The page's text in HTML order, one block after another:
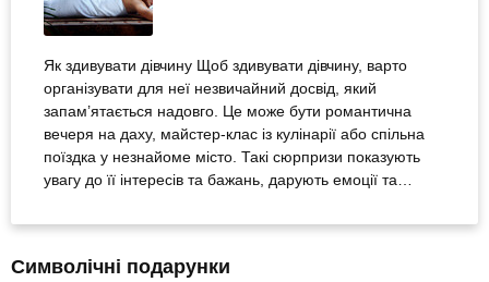
Як здивувати дівчину Щоб здивувати дівчину, варто
організувати для неї незвичайний досвід, який
запам’ятається надовго. Це може бути романтична
вечеря на даху, майстер-клас із кулінарії або спільна
поїздка у незнайоме місто. Такі сюрпризи показують
увагу до її інтересів та бажань, дарують емоції та
люблять отримувати подарунки з будь-якого приводу та
річниця весілля, знайомства або інша знаменна...
Cимволічні подарунки